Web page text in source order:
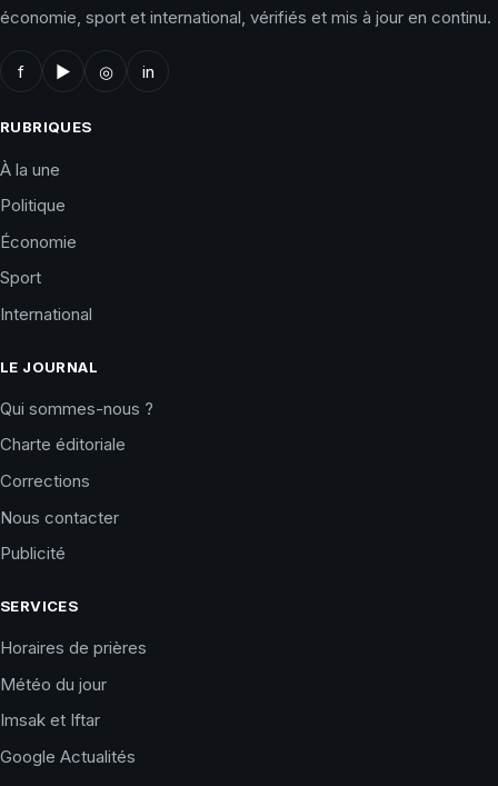
économie, sport et international, vérifiés et mis à jour en continu.
f ▶ ◎ in
RUBRIQUES
À la une
Politique
Économie
Sport
International
LE JOURNAL
Qui sommes-nous ?
Charte éditoriale
Corrections
Nous contacter
Publicité
SERVICES
Horaires de prières
Météo du jour
Imsak et Iftar
Google Actualités